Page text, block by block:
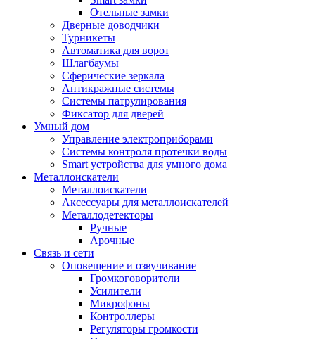
Отельные замки
Дверные доводчики
Турникеты
Автоматика для ворот
Шлагбаумы
Сферические зеркала
Антикражные системы
Системы патрулирования
Фиксатор для дверей
Умный дом
Управление электроприборами
Системы контроля протечки воды
Smart устройства для умного дома
Металлоискатели
Металлоискатели
Аксессуары для металлоискателей
Металлодетекторы
Ручные
Арочные
Связь и сети
Оповещение и озвучивание
Громкоговорители
Усилители
Микрофоны
Контроллеры
Регуляторы громкости